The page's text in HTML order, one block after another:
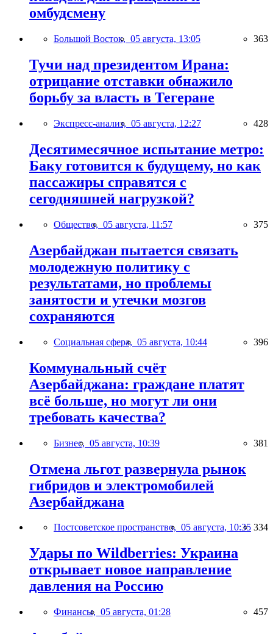
омбудсмену
Большой Восток, 05 августа, 13:05 363
Тучи над президентом Ирана:
отрицание отставки обнажило
борьбу за власть в Тегеране
Экспресс-анализ, 05 августа, 12:27 428
Десятимесячное испытание метро:
Баку готовится к будущему, но как
пассажиры справятся с
сегодняшней нагрузкой?
Общество, 05 августа, 11:57 375
Азербайджан пытается связать
молодежную политику с
результатами, но проблемы
занятости и утечки мозгов
сохраняются
Социальная сфера, 05 августа, 10:44 396
Коммунальный счёт
Азербайджана: граждане платят
всё больше, но могут ли они
требовать качества?
Бизнес, 05 августа, 10:39 381
Отмена льгот развернула рынок
гибридов и электромобилей
Азербайджана
Постсоветское пространство, 05 августа, 10:35 334
Удары по Wildberries: Украина
открывает новое направление
давления на Россию
Финансы, 05 августа, 01:28 457